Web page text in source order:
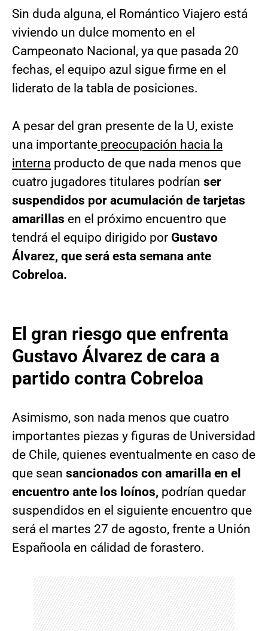
Sin duda alguna, el Romántico Viajero está
viviendo un dulce momento en el
Campeonato Nacional, ya que pasada 20
fechas, el equipo azul sigue firme en el
liderato de la tabla de posiciones.
A pesar del gran presente de la U, existe
una importante preocupación hacia la
interna producto de que nada menos que
cuatro jugadores titulares podrían ser
suspendidos por acumulación de tarjetas
amarillas en el próximo encuentro que
tendrá el equipo dirigido por Gustavo
Álvarez, que será esta semana ante
Cobreloa.
El gran riesgo que enfrenta
Gustavo Álvarez de cara a
partido contra Cobreloa
Asimismo, son nada menos que cuatro
importantes piezas y figuras de Universidad
de Chile, quienes eventualmente en caso de
que sean sancionados con amarilla en el
encuentro ante los loínos, podrían quedar
suspendidos en el siguiente encuentro que
será el martes 27 de agosto, frente a Unión
Españoola en cálidad de forastero.